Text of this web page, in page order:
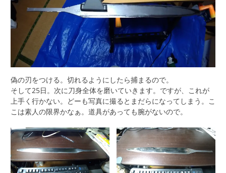
偽の刃をつける。切れるようにしたら捕まるので。
そして25日。次に刀身全体を磨いていきます。ですが、これが
上手く行かない。どーも写真に撮るとまだらになってしまう。こ
こは素人の限界かなぁ。道具があっても腕がないので。